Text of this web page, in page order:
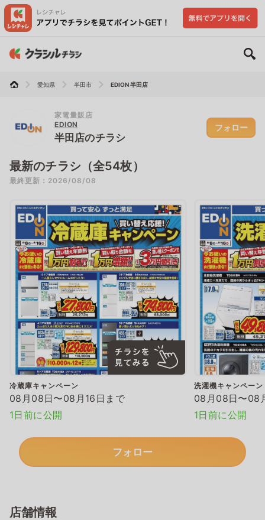
愛知県 半田市 EDION 半田店
家電量販店
EDION
半田店のチラシ
フォロー
最新のチラシ（全54枚）
最終更新：2026/08/08
冷蔵庫キャンペーン
08月08日〜08月16日まで
1日前に公開
洗濯機キャンペーン
08月08日〜08
1日前に公開
フォロー
店舗情報